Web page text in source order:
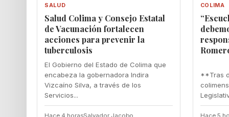
SALUD
Salud Colima y Consejo Estatal
de Vacunación fortalecen
acciones para prevenir la
tuberculosis
El Gobierno del Estado de Colima que
encabeza la gobernadora Indira
Vizcaíno Silva, a través de los
Servicios...
Hace 4 horasSalvador Jacobo
COLIMA
**Tras
Hace 5